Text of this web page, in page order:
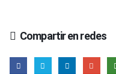
Compartir en redes